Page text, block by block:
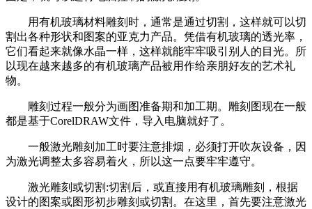
用有机玻璃材料雕刻时，通常是通过切割，这样就可以切
割出各种形状和图案的亚克力产品。凭借有机玻璃的透光率，
它们看起来就像水晶一样，这样就能牢牢吸引别人的目光。所
以现在越来越多的有机玻璃产品被用作给亲朋好友的艺术礼
物。
雕刻过程一般分为画图准备期和加工期。雕刻图现在一般
都是基于CorelDRAW文件，导入电脑就好了。
一般激光雕刻加工时要注意排烟，必须打开吹灰设备，因
为激光调整太多容易着火，所以这一点要牢牢遵守。
激光雕刻或切割:切割后，或直接用有机玻璃雕刻，根据
设计的图案或图形初步雕刻或切割。在这里，首先要注意激光